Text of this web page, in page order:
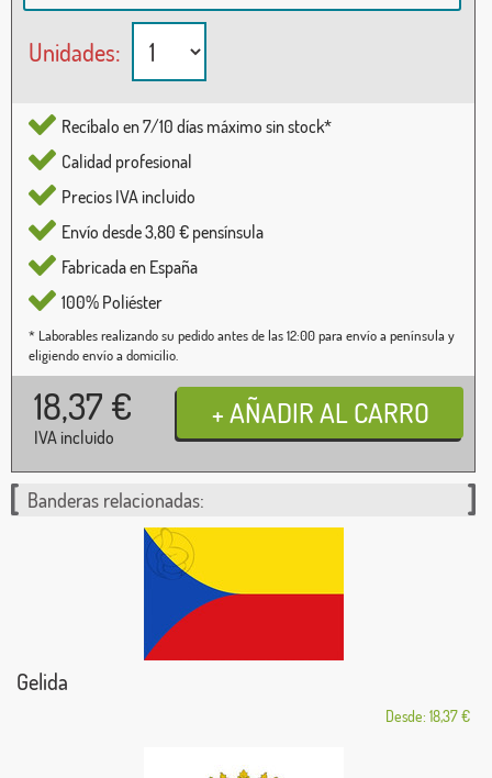
Unidades:
Recíbalo en 7/10 días máximo sin stock*
Calidad profesional
Precios IVA incluido
Envío desde 3,80 € pensínsula
Fabricada en España
100% Poliéster
* Laborables realizando su pedido antes de las 12:00 para envío a península y
eligiendo envío a domicilio.
18,37 €
IVA incluido
Banderas relacionadas:
Gelida
Desde: 18,37 €